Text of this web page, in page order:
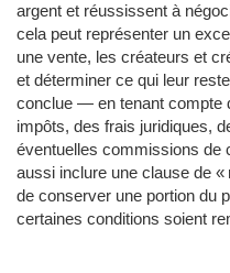
argent et réussissent à
cela peut représenter un
une vente, les créateurs et
et déterminer ce qui leur
conclue — en tenant compte
impôts, des frais juridiques,
éventuelles commissions de
aussi inclure une clause de «
de conserver une portion du
certaines conditions soient